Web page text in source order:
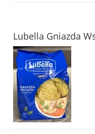
Lubella Gniazda